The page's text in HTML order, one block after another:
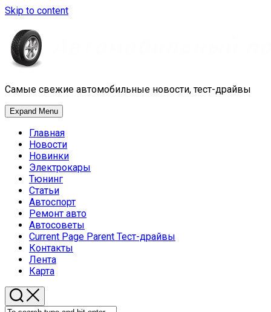
Skip to content
Самые свежие автомобильные новости, тест-драйвы
Expand Menu
Главная
Новости
Новинки
Электрокары
Тюнинг
Статьи
Автоспорт
Ремонт авто
Автосоветы
Current Page Parent Тест-драйвы
Контакты
Лента
Карта